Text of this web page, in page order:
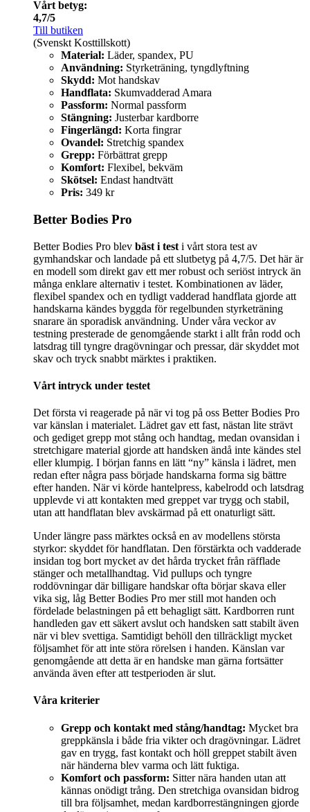
Vårt betyg:
4,7/5
Till butiken
(Svenskt Kosttillskott)
Material: Läder, spandex, PU
Användning: Styrketräning, tyngdlyftning
Skydd: Mot handskav
Handflata: Skumvadderad Amara
Passform: Normal passform
Stängning: Justerbar kardborre
Fingerlängd: Korta fingrar
Ovandel: Stretchig spandex
Grepp: Förbättrat grepp
Komfort: Flexibel, bekväm
Skötsel: Endast handtvätt
Pris: 349 kr
Better Bodies Pro
Better Bodies Pro blev bäst i test i vårt stora test av
gymhandskar och landade på ett slutbetyg på 4,7/5. Det här är
en modell som direkt gav ett mer robust och seriöst intryck än
många enklare alternativ i testet. Kombinationen av läder,
flexibel spandex och en tydligt vadderad handflata gjorde att
handskarna kändes byggda för regelbunden styrketräning
snarare än sporadisk användning. Under våra veckor av
testning presterade de genomgående starkt i allt från rodd och
latsdrag till tyngre dragövningar och pressar, där skyddet mot
skav och tryck snabbt märktes i praktiken.
Vårt intryck under testet
Det första vi reagerade på när vi tog på oss Better Bodies Pro
var känslan i materialet. Lädret gav ett fast, nästan lite strävt
och gediget grepp mot stång och handtag, medan ovansidan i
stretchigare material gjorde att handsken ändå inte kändes stel
eller klumpig. I början fanns en lätt “ny” känsla i lädret, men
redan efter några pass började handskarna forma sig bättre
efter handen. När vi körde hantelpress, kabelrodd och latsdrag
upplevde vi att kontakten med greppet var trygg och stabil,
utan att handflatan blev avskärmad på ett onaturligt sätt.
Under längre pass märktes också en av modellens största
styrkor: skyddet för handflatan. Den förstärkta och vadderade
insidan tog bort mycket av det hårda trycket från räfflade
stänger och metallhandtag. Vid pullups och tyngre
roddövningar där billigare handskar ofta börjar skava eller
vika sig, låg Better Bodies Pro mer still mot handen och
fördelade belastningen på ett behagligt sätt. Kardborren runt
handleden gav ett säkert avslut och handsken satt stabilt även
när vi blev svettiga. Samtidigt behöll den tillräckligt mycket
följsamhet för att inte störa rörelsen i handen. Känslan var
genomgående att detta är en handske man gärna fortsätter
använda även efter att testperioden är slut.
Våra kriterier
Grepp och kontakt med stång/handtag: Mycket bra
greppkänsla i både fria vikter och dragövningar. Lädret
gav en trygg, fast kontakt och höll greppet stabilt även
när händerna blev varma och lätt fuktiga.
Komfort och passform: Sitter nära handen utan att
kännas onödigt trång. Den stretchiga ovansidan bidrog
till bra följsamhet, medan kardborrestängningen gjorde